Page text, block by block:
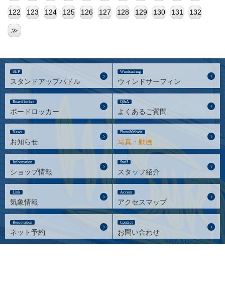
122 123 124 125 126 127 128 129 130 131 132
≫
SUP
スタンドアップパドル
Windsurfing
ウィンドサーフィン
Board locker
ボードロッカー
Q&A
よくあるご質問
News
お知らせ
Photo&Movie
写真・動画
Information
ショップ情報
Staff
スタッフ紹介
Link
気象情報
Access
アクセスマップ
Reservation
ネット予約
Contact
お問い合わせ